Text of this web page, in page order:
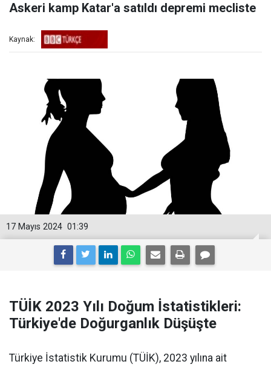
Askeri kamp Katar'a satıldı depremi mecliste
Kaynak:
01:39
17 Mayıs 2024
TÜİK 2023 Yılı Doğum İstatistikleri:
Türkiye'de Doğurganlık Düşüşte
Türkiye İstatistik Kurumu (TÜİK), 2023 yılına ait